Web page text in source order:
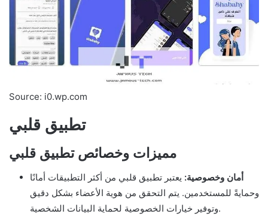
Source: i0.wp.com
تطبيق قلبي
مميزات وخصائص تطبيق قلبي
أمان وخصوصية: يعتبر تطبيق قلبي من أكثر التطبيقات أمانًا
وحمايةً للمستخدمين. يتم التحقق من هوية الأعضاء بشكل دقيق
وتوفير خيارات الخصوصية لحماية البيانات الشخصية.